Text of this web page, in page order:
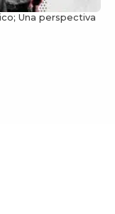
Una perspectiva